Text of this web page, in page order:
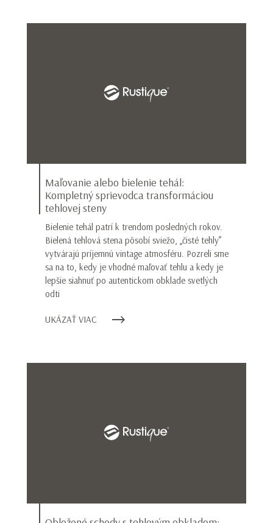
Maľovanie alebo bielenie tehál:
Kompletný sprievodca transformáciou
tehlovej steny
Bielenie tehál patrí k trendom posledných rokov.
Bielená tehlová stena pôsobí sviežo, „čisté tehly”
vytvárajú príjemnú vintage atmosféru. Pozreli sme
sa na to, kedy je vhodné maľovať tehlu a kedy je
lepšie siahnuť po autentickom obklade svetlých
odti
UKÁZAŤ VIAC